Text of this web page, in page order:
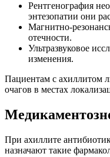
Рентгенография
энтезопатии они
Магнитно-
отечности.
Ультразвуковое
изменения.
Пациентам с ахиллитом
очагов в местах
При ахиллите
назначают такие